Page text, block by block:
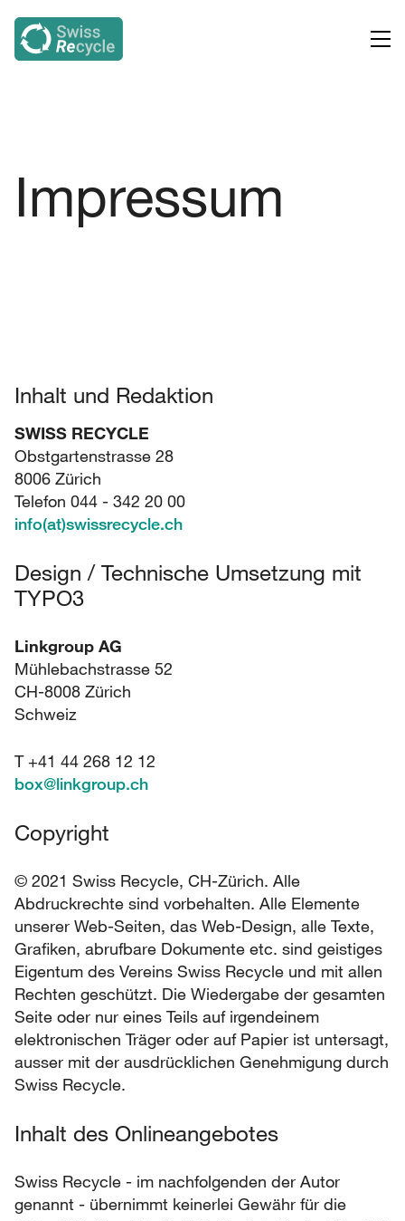
Impressum
Inhalt und Redaktion
SWISS RECYCLE
Obstgartenstrasse 28
8006 Zürich
Telefon 044 - 342 20 00
info(at)swissrecycle.ch
Design / Technische Umsetzung mit
TYPO3
Linkgroup AG
Mühlebachstrasse 52
CH-8008 Zürich
Schweiz
T +41 44 268 12 12
box@linkgroup.ch
Copyright
© 2021 Swiss Recycle, CH-Zürich. Alle
Abdruckrechte sind vorbehalten. Alle Elemente
unserer Web-Seiten, das Web-Design, alle Texte,
Grafiken, abrufbare Dokumente etc. sind geistiges
Eigentum des Vereins Swiss Recycle und mit allen
Rechten geschützt. Die Wiedergabe der gesamten
Seite oder nur eines Teils auf irgendeinem
elektronischen Träger oder auf Papier ist untersagt,
ausser mit der ausdrücklichen Genehmigung durch
Swiss Recycle.
Inhalt des Onlineangebotes
Swiss Recycle - im nachfolgenden der Autor
genannt - übernimmt keinerlei Gewähr für die